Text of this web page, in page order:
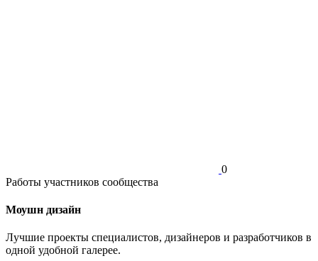
0
Работы участников сообщества
Моушн дизайн
Лучшие проекты специалистов, дизайнеров и разработчиков в
одной удобной галерее.